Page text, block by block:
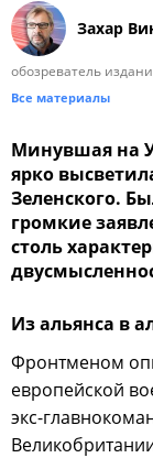
Захар
обозреватель
Все материалы
Минувшая на
ярко
Зеленского.
громкие
столь
Из альянса в
Фронтменом
европейской
экс-